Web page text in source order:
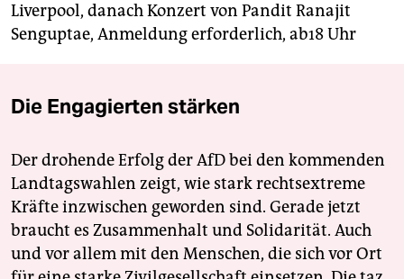
Liverpool, danach Konzert von Pandit Ranajit
Senguptae, Anmeldung erforderlich, ab18 Uhr
Die Engagierten stärken
Der drohende Erfolg der AfD bei den kommenden
Landtagswahlen zeigt, wie stark rechtsextreme
Kräfte inzwischen geworden sind. Gerade jetzt
braucht es Zusammenhalt und Solidarität. Auch
und vor allem mit den Menschen, die sich vor Ort